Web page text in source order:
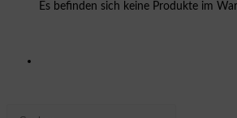
Es befinden sich keine Produkte im